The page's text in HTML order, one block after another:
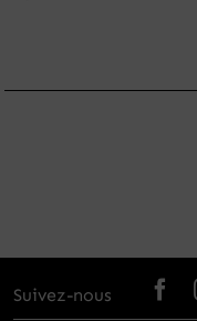
Suivez-nous